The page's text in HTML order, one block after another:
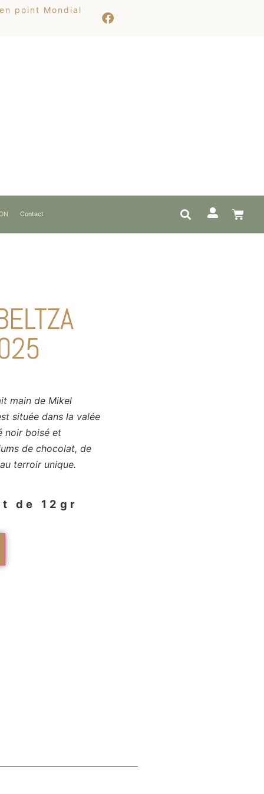
point Mondial
Contact
main de Mikel
située dans la valée
noir boisé et
de chocolat, de
terroir unique.
de 12gr